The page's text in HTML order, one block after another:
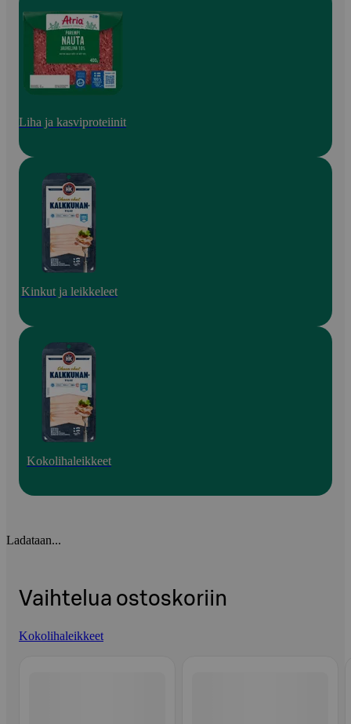
Liha ja kasviproteiinit
Kinkut ja leikkeleet
Kokolihaleikkeet
Ladataan...
Vaihtelua ostoskoriin
Kokolihaleikkeet